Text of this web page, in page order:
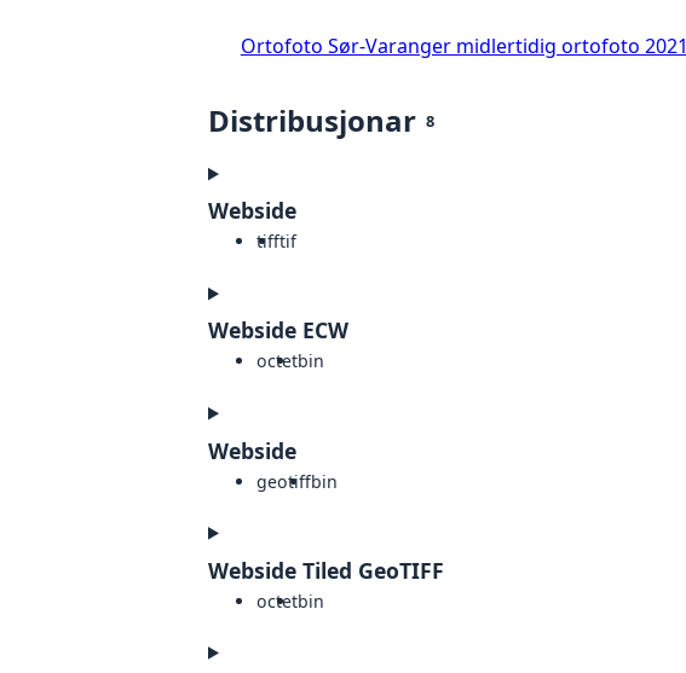
Ortofoto Sør-Varanger midlertidig ortofoto 2021
Distribusjonar 8
Webside
tifftif
Webside ECW
octetbin
Webside
geotiffbin
Webside Tiled GeoTIFF
octetbin